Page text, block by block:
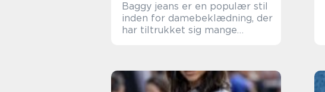
Baggy jeans er en populær stil
inden for damebeklædning, der
har tiltrukket sig mange